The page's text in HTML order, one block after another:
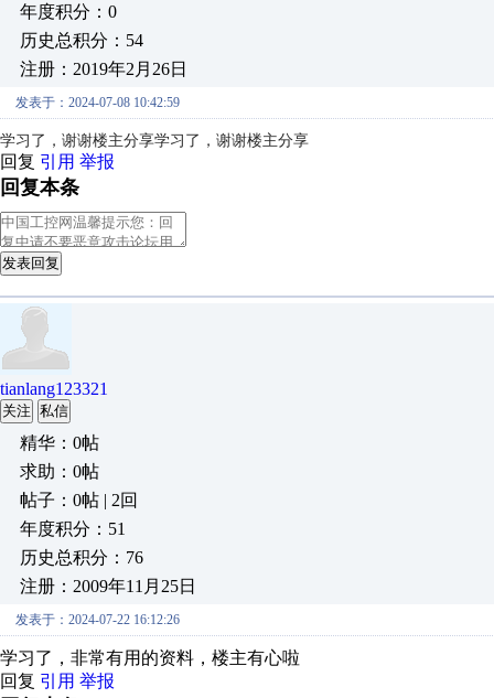
年度积分：0
历史总积分：54
注册：2019年2月26日
发表于：2024-07-08 10:42:59
学习了，谢谢楼主分享学习了，谢谢楼主分享
回复 引用 举报
回复本条
发表回复
tianlang123321
关注 私信
精华：0帖
求助：0帖
帖子：0帖 | 2回
年度积分：51
历史总积分：76
注册：2009年11月25日
发表于：2024-07-22 16:12:26
学习了，非常有用的资料，楼主有心啦
回复 引用 举报